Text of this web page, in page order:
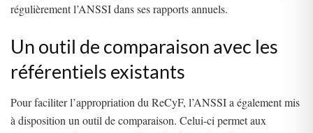
régulièrement l’ANSSI dans ses rapports annuels.
Un outil de comparaison avec les
référentiels existants
Pour faciliter l’appropriation du ReCyF, l’ANSSI a également mis
à disposition un outil de comparaison. Celui-ci permet aux